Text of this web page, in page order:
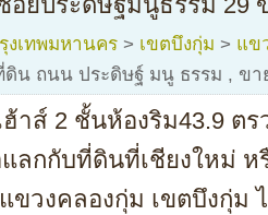
งเทพมหานคร > เขตบึงกุ่ม > แข
ดิน ถนน ประดิษฐ์ มนู ธรรม , ขา
าส์ 2 ชั้นห้องริม43.9 ต
ลกกับที่ดินที่เชียงใหม่ ห
ขวงคลองกุ่ม เขตบึงกุ่ม